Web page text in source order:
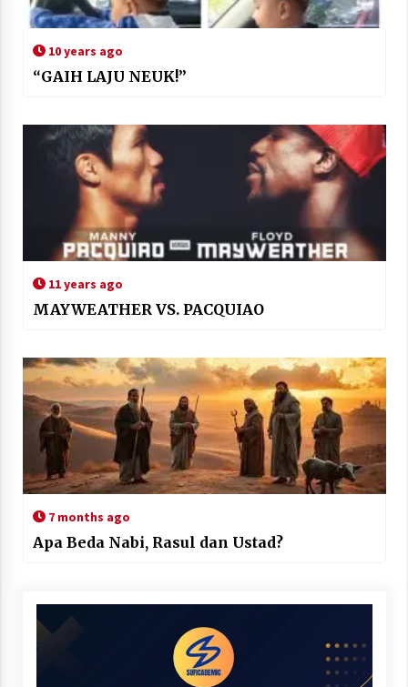
10 years ago
“GAIH LAJU NEUK!”
11 years ago
MAYWEATHER VS. PACQUIAO
7 months ago
Apa Beda Nabi, Rasul dan Ustad?